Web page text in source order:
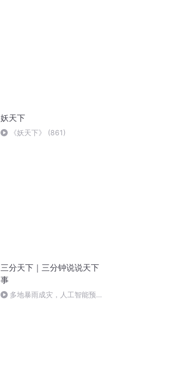
妖天下
《妖天下》 (861)
三分天下｜三分钟说说天下
事
多地暴雨成灾，人工智能预测